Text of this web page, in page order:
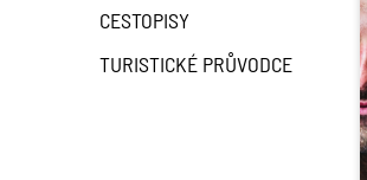
CESTOPISY
TURISTICKÉ PRŮVODCE